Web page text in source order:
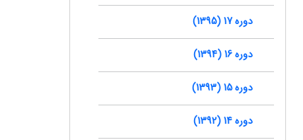
دوره 17 (1395)
دوره 16 (1394)
دوره 15 (1393)
دوره 14 (1392)